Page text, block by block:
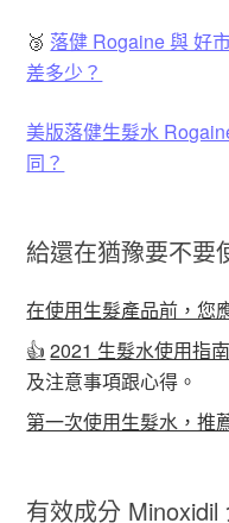
🥉 落健 Rogaine 與 好
差多少？
美版落健生髮水
同？
給還在猶豫要不要
在使用生髮產品前，您
👍 2021 生髮水使用指南
及注意事項跟心得。
第一次使用生髮水，推
有效成分 Minoxidil